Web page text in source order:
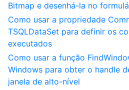
Bitmap e desenhá-la no
Como usar a propriedade
TSQLDataSet para definir os
executados
Como usar a função
Windows para obter o handle
janela de alto-nível